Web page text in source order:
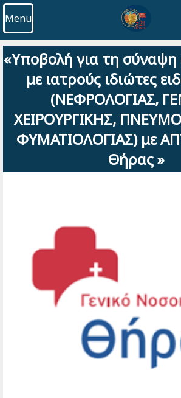
Menu
«Υποβολή για τη σύναψη
με ιατρούς ιδιώτες
(ΝΕΦΡΟΛΟΓΙΑΣ,
ΧΕΙΡΟΥΡΓΙΚΗΣ,
ΦΥΜΑΤΙΟΛΟΓΙΑΣ) με
Θήρας »